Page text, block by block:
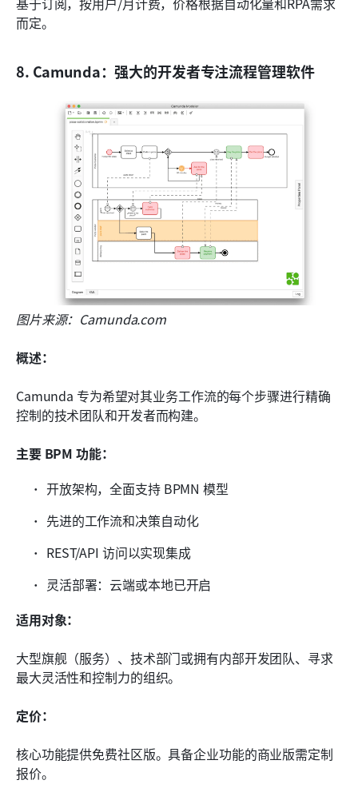
而定。
8. Camunda：强大的开发者专注流程管理软件
图片来源：Camunda.com
概述：
Camunda 专为希望对其业务工作流的每个步骤进行精确
控制的技术团队和开发者而构建。
主要 BPM 功能：
开放架构，全面支持 BPMN 模型
先进的工作流和决策自动化
REST/API 访问以实现集成
灵活部署：云端或本地已开启
适用对象：
大型旗舰（服务）、技术部门或拥有内部开发团队、寻求
最大灵活性和控制力的组织。
定价：
核心功能提供免费社区版。具备企业功能的商业版需定制
报价。